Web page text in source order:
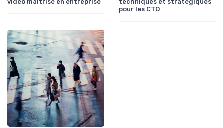
vidéo maîtrisé en entreprise
techniques et stratégiques
pour les CTO